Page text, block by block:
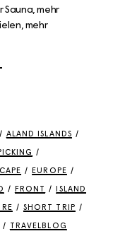
Sauna, mehr
mehr
/ ALAND ISLANDS /
/
/ EUROPE /
/ FRONT / ISLAND
/ SHORT TRIP /
/ TRAVELBLOG